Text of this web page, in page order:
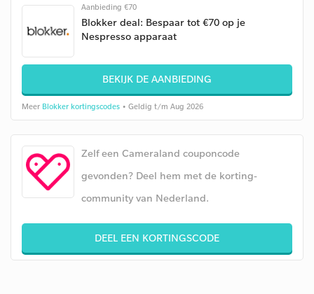
Aanbieding €70
Blokker deal: Bespaar tot €70 op je
Nespresso apparaat
BEKIJK DE AANBIEDING
Meer Blokker kortingscodes • Geldig t/m Aug 2026
Zelf een Cameraland couponcode
gevonden? Deel hem met de korting-
community van Nederland.
DEEL EEN KORTINGSCODE